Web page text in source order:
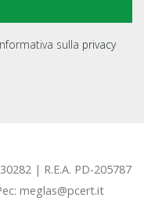
sulla privacy
| R.E.A. PD-205787
meglas@pcert.it